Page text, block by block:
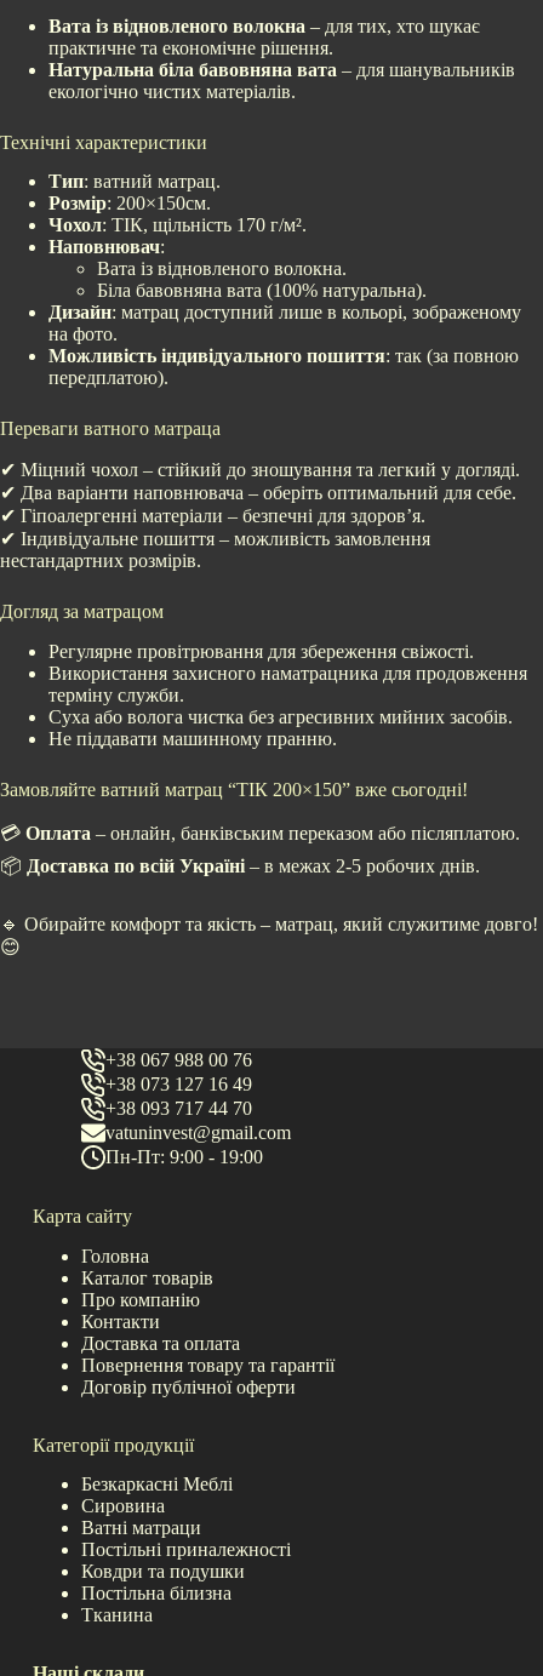
Вата із відновленого волокна – для тих, хто шукає
практичне та економічне рішення.
Натуральна біла бавовняна вата – для шанувальників
екологічно чистих матеріалів.
Технічні характеристики
Тип: ватний матрац.
Розмір: 200×150см.
Чохол: ТІК, щільність 170 г/м².
Наповнювач:
Вата із відновленого волокна.
Біла бавовняна вата (100% натуральна).
Дизайн: матрац доступний лише в кольорі, зображеному
на фото.
Можливість індивідуального пошиття: так (за повною
передплатою).
Переваги ватного матраца
✔ Міцний чохол – стійкий до зношування та легкий у догляді.
✔ Два варіанти наповнювача – оберіть оптимальний для себе.
✔ Гіпоалергенні матеріали – безпечні для здоров’я.
✔ Індивідуальне пошиття – можливість замовлення
нестандартних розмірів.
Догляд за матрацом
Регулярне провітрювання для збереження свіжості.
Використання захисного наматрацника для продовження
терміну служби.
Суха або волога чистка без агресивних мийних засобів.
Не піддавати машинному пранню.
Замовляйте ватний матрац “ТІК 200×150” вже сьогодні!
💳 Оплата – онлайн, банківським переказом або післяплатою.
📦 Доставка по всій Україні – в межах 2-5 робочих днів.
🔹 Обирайте комфорт та якість – матрац, який служитиме довго!
😊
+38 067 988 00 76
+38 073 127 16 49
+38 093 717 44 70
vatuninvest@gmail.com
Пн-Пт: 9:00 - 19:00
Карта сайту
Головна
Каталог товарів
Про компанію
Контакти
Доставка та оплата
Повернення товару та гарантії
Договір публічної оферти
Категорії продукції
Безкаркасні Меблі
Сировина
Ватні матраци
Постільні приналежності
Ковдри та подушки
Постільна білизна
Тканина